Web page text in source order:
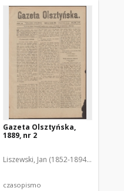
Gazeta Olsztyńska,
1889, nr 2
Liszewski, Jan (1852-1894). Red.
czasopismo